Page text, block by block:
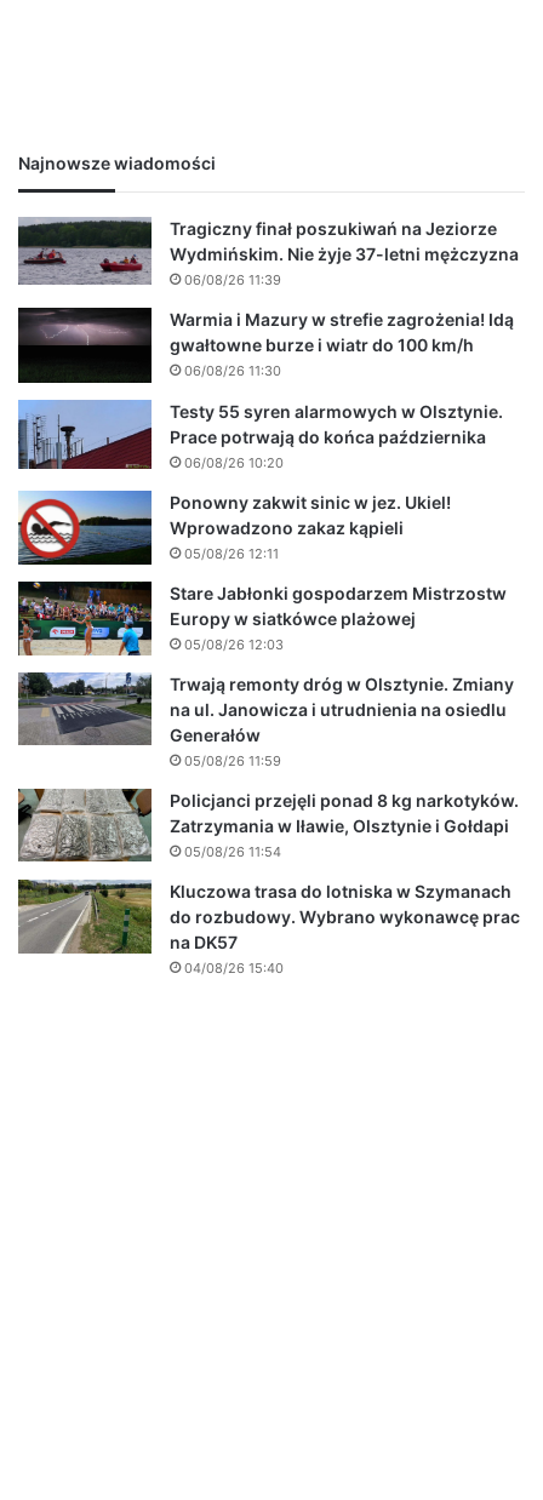
Najnowsze wiadomości
Tragiczny finał poszukiwań na Jeziorze
Wydmińskim. Nie żyje 37-letni mężczyzna
06/08/26 11:39
Warmia i Mazury w strefie zagrożenia! Idą
gwałtowne burze i wiatr do 100 km/h
06/08/26 11:30
Testy 55 syren alarmowych w Olsztynie.
Prace potrwają do końca października
06/08/26 10:20
Ponowny zakwit sinic w jez. Ukiel!
Wprowadzono zakaz kąpieli
05/08/26 12:11
Stare Jabłonki gospodarzem Mistrzostw
Europy w siatkówce plażowej
05/08/26 12:03
Trwają remonty dróg w Olsztynie. Zmiany
na ul. Janowicza i utrudnienia na osiedlu
Generałów
05/08/26 11:59
Policjanci przejęli ponad 8 kg narkotyków.
Zatrzymania w Iławie, Olsztynie i Gołdapi
05/08/26 11:54
Kluczowa trasa do lotniska w Szymanach
do rozbudowy. Wybrano wykonawcę prac
na DK57
04/08/26 15:40